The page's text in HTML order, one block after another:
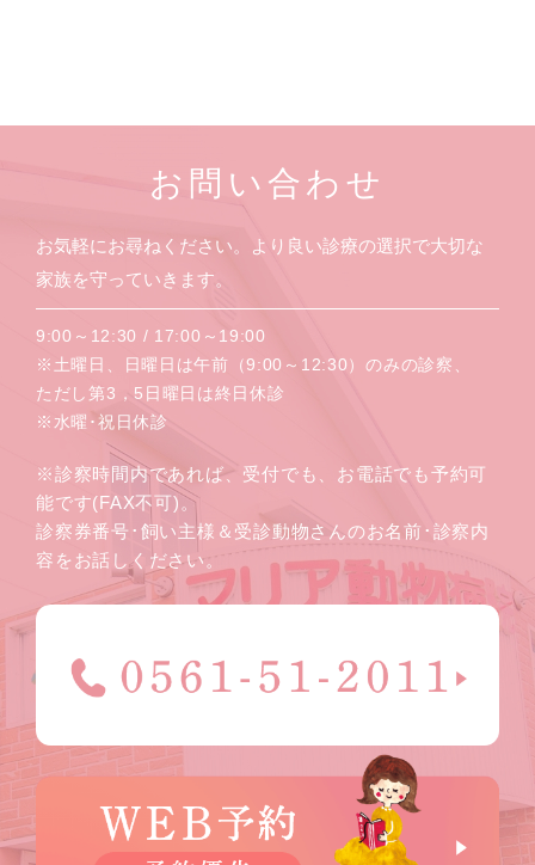
お問い合わせ
お気軽にお尋ねください。より良い診療の選択で大切な
家族を守っていきます。
9:00～12:30 / 17:00～19:00
※土曜日、日曜日は午前（9:00～12:30）のみの診察、
ただし第3，5日曜日は終日休診
※水曜･祝日休診
※診察時間内であれば、受付でも、お電話でも予約可
能です(FAX不可)。
診察券番号･飼い主様＆受診動物さんのお名前･診察内
容をお話しください。